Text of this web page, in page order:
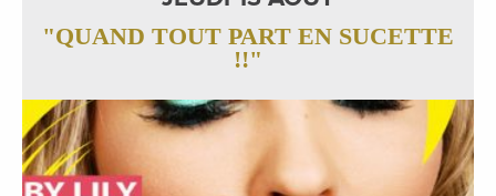
"QUAND TOUT PART EN SUCETTE
!!"